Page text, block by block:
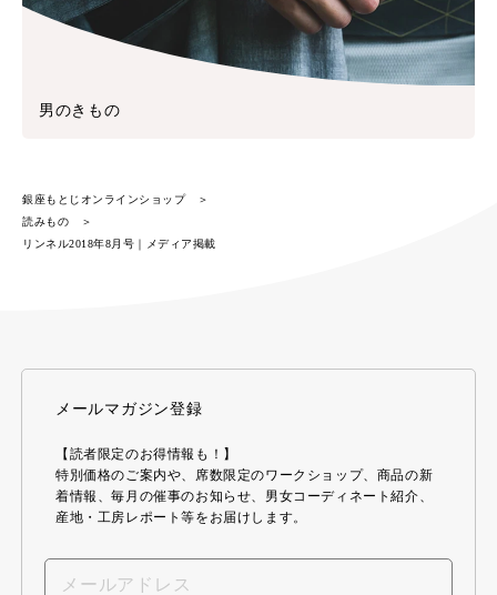
男のきもの
銀座もとじオンラインショップ
読みもの
リンネル2018年8月号｜メディア掲載
メールマガジン登録
【読者限定のお得情報も！】
特別価格のご案内や、席数限定のワークショップ、商品の新
着情報、毎月の催事のお知らせ、男女コーディネート紹介、
産地・工房レポート等をお届けします。